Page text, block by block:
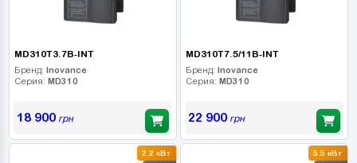
MD310T3.7B-INT
Бренд: Inovance
Серия: MD310
18 900грн
MD310T7.5/11B-INT
Бренд: Inovance
Серия: MD310
22 900грн
2.2 кВт
5.5 кВт